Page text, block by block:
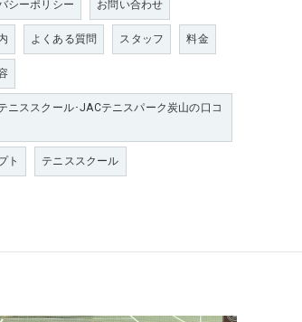
シーポリシー お問い合わせ
よくある質問 スタッフ 料金
ニススクール･JACテニスパーク炭山の口コ
ト テニススクール